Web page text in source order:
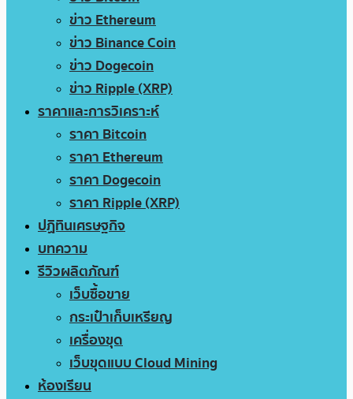
ข่าว Ethereum
ข่าว Binance Coin
ข่าว Dogecoin
ข่าว Ripple (XRP)
ราคาและการวิเคราะห์
ราคา Bitcoin
ราคา Ethereum
ราคา Dogecoin
ราคา Ripple (XRP)
ปฏิทินเศรษฐกิจ
บทความ
รีวิวผลิตภัณฑ์
เว็บซื้อขาย
กระเป๋าเก็บเหรียญ
เครื่องขุด
เว็บขุดแบบ Cloud Mining
ห้องเรียน